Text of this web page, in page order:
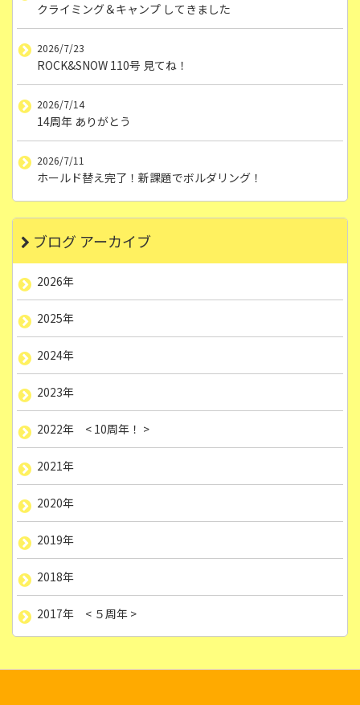
クライミング＆キャンプ してきました
2026/7/23
ROCK&SNOW 110号 見てね！
2026/7/14
14周年 ありがとう
2026/7/11
ホールド替え完了！新課題でボルダリング！
ブログ アーカイブ
2026年
2025年
2024年
2023年
2022年 < 10周年！ >
2021年
2020年
2019年
2018年
2017年 < ５周年 >